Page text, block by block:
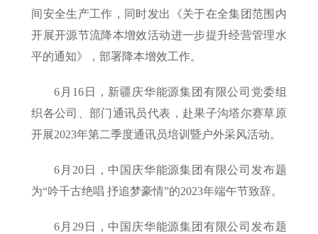
间安全生产工作，同时发出《关于在全集团范围内
开展开源节流降本增效活动进一步提升经营管理水
平的通知》，部署降本增效工作。
6月16日，新疆庆华能源集团有限公司党委组
织各公司、部门通讯员代表，赴果子沟塔尔赛草原
开展2023年第二季度通讯员培训暨户外采风活动。
6月20日，中国庆华能源集团有限公司发布题
为“吟千古绝唱 抒追梦豪情”的2023年端午节致辞。
6月29日，中国庆华能源集团有限公司发布题